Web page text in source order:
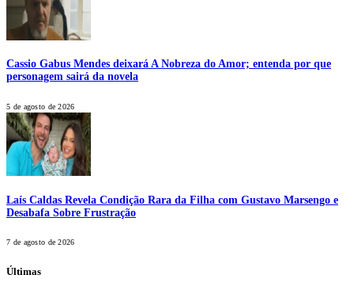
Cassio Gabus Mendes deixará A Nobreza do Amor; entenda por que
personagem sairá da novela
5 de agosto de 2026
Laís Caldas Revela Condição Rara da Filha com Gustavo Marsengo e
Desabafa Sobre Frustração
7 de agosto de 2026
Últimas